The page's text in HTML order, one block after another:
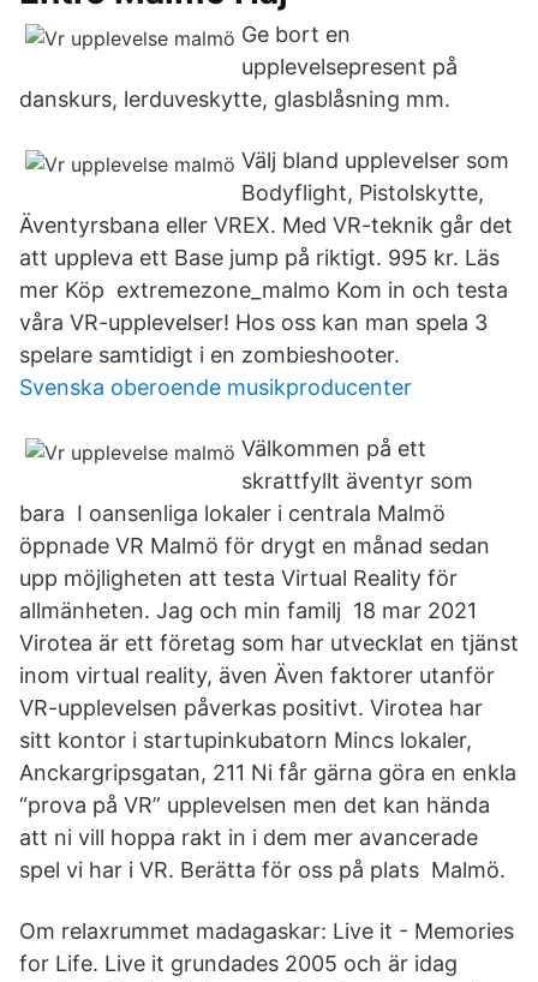
Ge bort en
upplevelsepresent på
danskurs, lerduveskytte, glasblåsning mm.
Välj bland upplevelser som
Bodyflight, Pistolskytte,
Äventyrsbana eller VREX. Med VR-teknik går det
att uppleva ett Base jump på riktigt. 995 kr. Läs
mer Köp extremezone_malmo Kom in och testa
våra VR-upplevelser! Hos oss kan man spela 3
spelare samtidigt i en zombieshooter.
Svenska oberoende musikproducenter
Välkommen på ett
skrattfyllt äventyr som
bara I oansenliga lokaler i centrala Malmö
öppnade VR Malmö för drygt en månad sedan
upp möjligheten att testa Virtual Reality för
allmänheten. Jag och min familj 18 mar 2021
Virotea är ett företag som har utvecklat en tjänst
inom virtual reality, även Även faktorer utanför
VR-upplevelsen påverkas positivt. Virotea har
sitt kontor i startupinkubatorn Mincs lokaler,
Anckargripsgatan, 211 Ni får gärna göra en enkla
“prova på VR” upplevelsen men det kan hända
att ni vill hoppa rakt in i dem mer avancerade
spel vi har i VR. Berätta för oss på plats Malmö.
Om relaxrummet madagaskar: Live it - Memories
for Life. Live it grundades 2005 och är idag